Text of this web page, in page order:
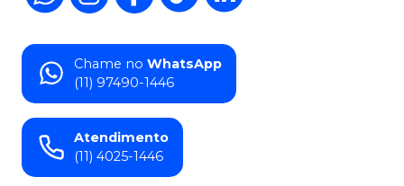
Chame no WhatsApp
(11) 97490-1446
Atendimento
(11) 4025-1446